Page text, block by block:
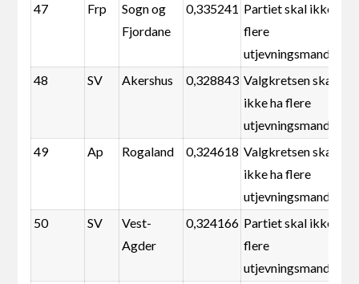
47
Frp
Sogn og
Fjordane
0,335241 Partiet skal ikke ha
flere
utjevningsmandater
48
SV Akershus 0,328843 Valgkretsen skal
ikke ha flere
utjevningsmandater
49
Ap Rogaland 0,324618 Valgkretsen skal
ikke ha flere
utjevningsmandater
50
SV
Vest-
Agder
0,324166 Partiet skal ikke ha
flere
utjevningsmandater